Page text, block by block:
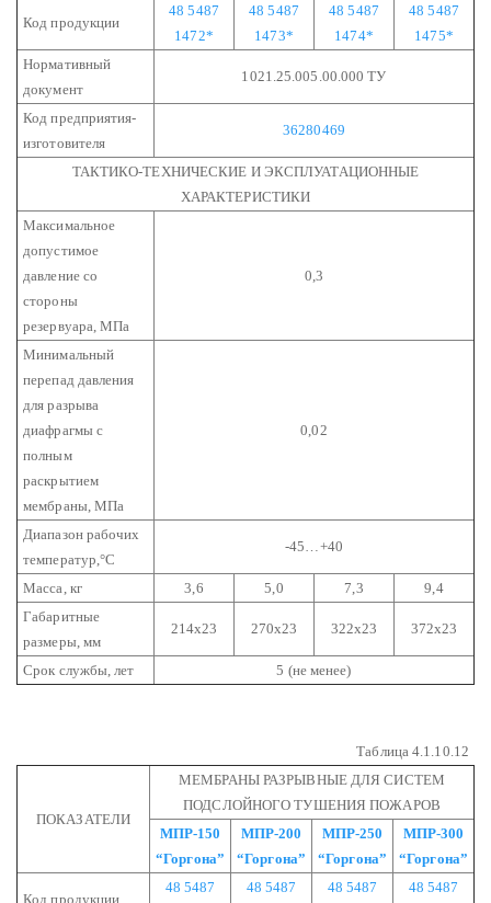
Код продукции
48 5487
1472*
48 5487
1473*
48 5487
1474*
48 5487
1475*
Нормативный
документ
1021.25.005.00.000 ТУ
Код предприятия-
изготовителя
36280469
ТАКТИКО-ТЕХНИЧЕСКИЕ И ЭКСПЛУАТАЦИОННЫЕ
ХАРАКТЕРИСТИКИ
Максимальное
допустимое
давление со
стороны
резервуара, МПа
0,3
Минимальный
перепад давления
для разрыва
диафрагмы с
полным
раскрытием
мембраны, МПа
0,02
Диапазон рабочих
температур,°С
-45…+40
Масса, кг 3,6 5,0 7,3
9,4
Габаритные
размеры, мм
214х23 270х23 322х23 372х23
Срок службы, лет 5 (не менее)
Таблица 4.1.10.12
ПОКАЗАТЕЛИ
МЕМБРАНЫ РАЗРЫВНЫЕ ДЛЯ СИСТЕМ
ПОДСЛОЙНОГО ТУШЕНИЯ ПОЖАРОВ
МПР-150
“Горгона”
МПР-200
“Горгона”
МПР-250
“Горгона”
МПР-300
“Горгона”
Код продукции
48 5487 48 5487 48 5487 48 5487